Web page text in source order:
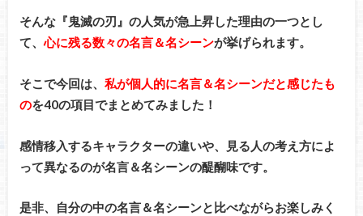
そんな『鬼滅の刃』の人気が急上昇した理由の一つとし
て、心に残る数々の名言＆名シーンが挙げられます。
そこで今回は、 私が個人的に名言＆名シーンだと感じたも
のを40の項目でまとめてみました！
感情移入するキャラクターの違いや、見る人の考え方によ
って異なるのが名言＆名シーンの醍醐味です。
是非、自分の中の名言＆名シーンと比べながらお楽しみく